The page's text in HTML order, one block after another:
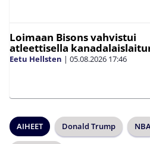
Loimaan Bisons vahvistui
atleettisella
Eetu Hellsten | 05.08.2026 17:46
AIHEET Donald Trump